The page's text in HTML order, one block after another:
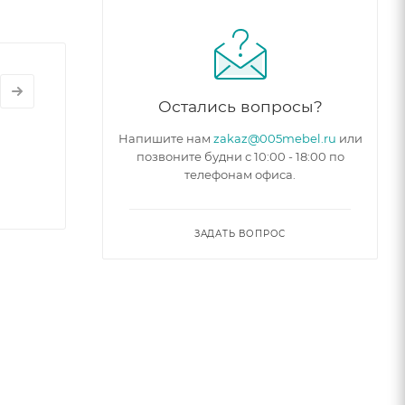
980
с
Остались вопросы?
Напишите нам zakaz@005mebel.ru или
позвоните будни с 10:00 - 18:00 по
телефонам офиса.
ЗАДАТЬ ВОПРОС